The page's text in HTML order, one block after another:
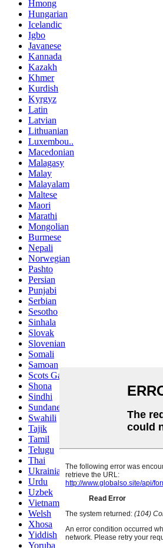
Hmong
Hungarian
Icelandic
Igbo
Javanese
Kannada
Kazakh
Khmer
Kurdish
Kyrgyz
Latin
Latvian
Lithuanian
Luxembou..
Macedonian
Malagasy
Malay
Malayalam
Maltese
Maori
Marathi
Mongolian
Burmese
Nepali
Norwegian
Pashto
Persian
Punjabi
Serbian
Sesotho
Sinhala
Slovak
Slovenian
Somali
Samoan
Scots Gaelic
Shona
Sindhi
Sundanese
Swahili
Tajik
Tamil
Telugu
Thai
Ukrainian
Urdu
Uzbek
Vietnamese
Welsh
Xhosa
Yiddish
Yoruba